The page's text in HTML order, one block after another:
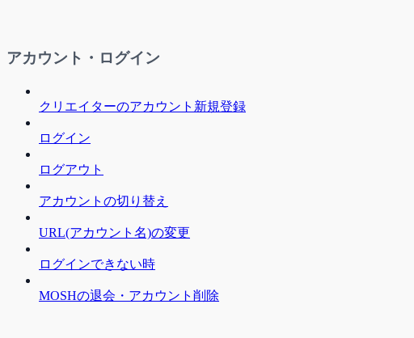
アカウント・ログイン
クリエイターのアカウント新規登録
ログイン
ログアウト
アカウントの切り替え
URL(アカウント名)の変更
ログインできない時
MOSHの退会・アカウント削除